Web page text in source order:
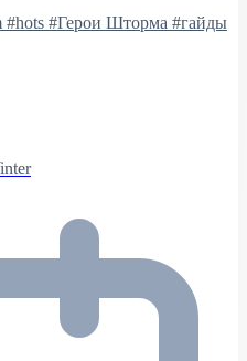
#hots #Герои Шторма #гайды